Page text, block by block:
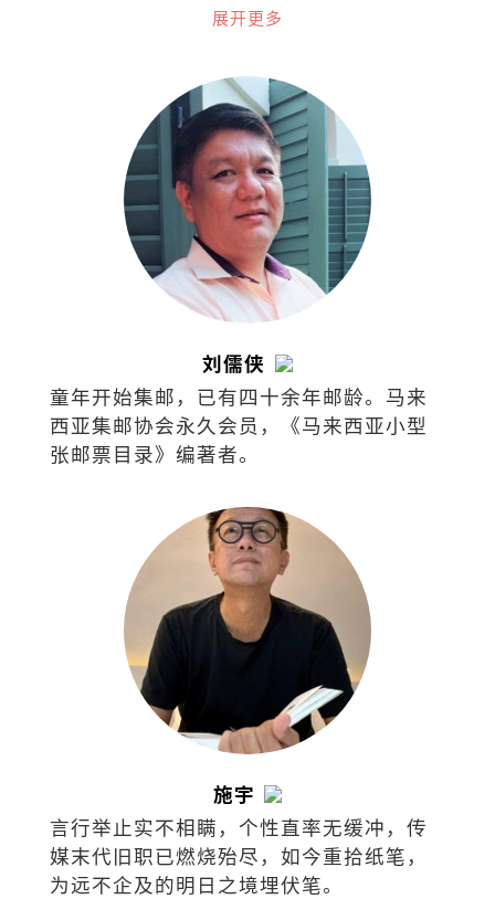
席财务长（CFO）。热衷于企业策略、战
题；喜欢阅读、聆听、分析、分享。
展开更多
刘儒侠
童年开始集邮，已有四十余年邮龄。马来
西亚集邮协会永久会员，《马来西亚小型
张邮票目录》编著者。
施宇
言行举止实不相瞒，个性直率无缓冲，传
媒末代旧职已燃烧殆尽，如今重拾纸笔，
为远不企及的明日之境埋伏笔。